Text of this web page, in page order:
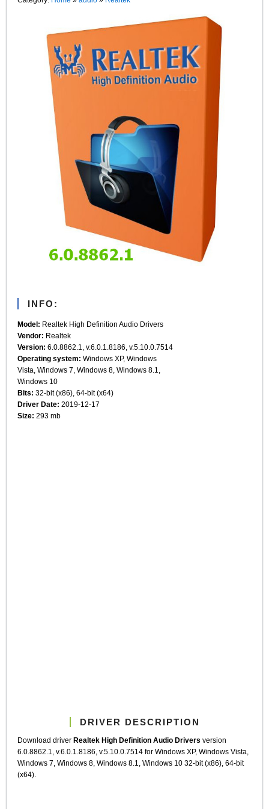
INFO:
Model: Realtek High Definition Audio Drivers
Vendor: Realtek
Version: 6.0.8862.1, v.6.0.1.8186, v.5.10.0.7514
Operating system: Windows XP, Windows
Vista, Windows 7, Windows 8, Windows 8.1,
Windows 10
Bits: 32-bit (x86), 64-bit (x64)
Driver Date: 2019-12-17
Size: 293 mb
DRIVER DESCRIPTION
Download driver Realtek High Definition Audio Drivers version
6.0.8862.1, v.6.0.1.8186, v.5.10.0.7514 for Windows XP, Windows Vista,
Windows 7, Windows 8, Windows 8.1, Windows 10 32-bit (x86), 64-bit
(x64).